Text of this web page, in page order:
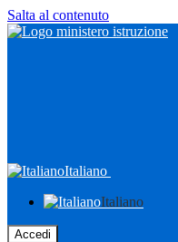
Salta al contenuto
Italiano
Italiano
Accedi